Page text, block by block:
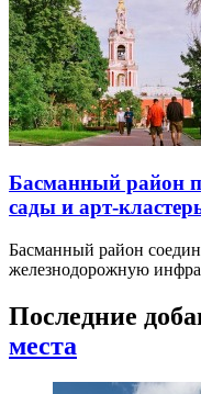
Басманный район
сады и арт-
Басманный район
железнодорожную
Последние
места